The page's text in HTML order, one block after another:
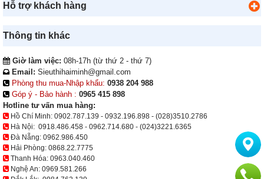
Hỗ trợ khách hàng
Thông tin khác
Giờ làm việc: 08h-17h (từ thứ 2 - thứ 7)
Email: Sieuthihaiminh@gmail.com
Phòng thu mua-Nhập khẩu: 0938 204 988
Góp ý - Bảo hành : 0965 415 898
Hotline tư vấn mua hàng:
Hồ Chí Minh: 0902.787.139 - 0932.196.898 - (028)3510.2786
Hà Nội: 0918.486.458 - 0962.714.680 - (024)3221.6365
Đà Nẵng: 0962.986.450
Hải Phòng: 0868.22.7775
Thanh Hóa: 0963.040.460
Nghệ An: 0969.581.266